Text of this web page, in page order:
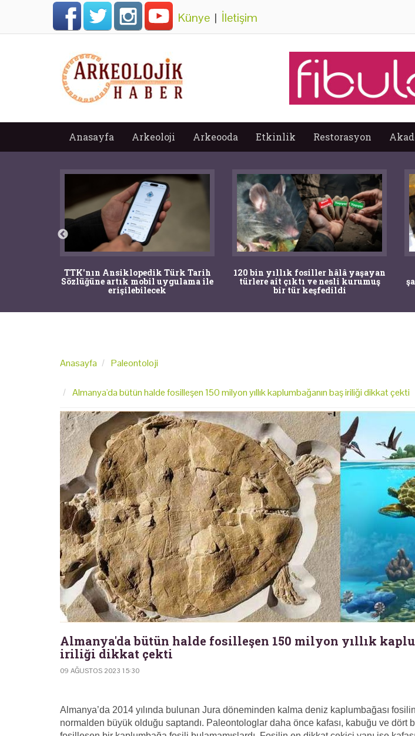
Künye | İletişim
Anasayfa Arkeoloji Arkeooda Etkinlik Restorasyon
TTK'nın Ansiklopedik Türk Tarih
Sözlüğüne artık mobil uygulama ile
erişilebilecek
120 bin yıllık fosiller hâlâ yaşayan
türlere ait çıktı ve nesli kurumuş
bir tür keşfedildi
Anasayfa Paleontoloji
Almanya'da bütün halde fosilleşen 150 milyon yıllık kaplumbağanın baş iriliği dikkat çekti
Almanya'da bütün halde fosilleşen 150 milyon yıllık
iriliği dikkat çekti
09 AĞUSTOS 2023 15:30
Almanya’da 2014 yılında bulunan Jura döneminden kalma deniz kaplumbağası
normalden büyük olduğu saptandı. Paleontologlar daha önce kafası, kabuğu ve dört